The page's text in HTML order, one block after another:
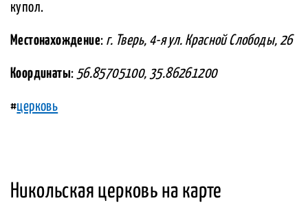
купол.
Местонахождение: г. Тверь, 4-я ул. Красной Слободы, 26
Координаты: 56.85705100, 35.86261200
#церковь
Никольская церковь на карте